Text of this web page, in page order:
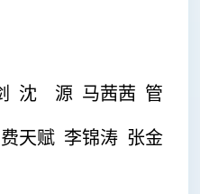
沈 源 马茜茜 管
天赋 李锦涛 张金